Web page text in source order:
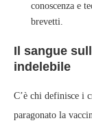
conoscenza e
brevetti.
Il sangue
indelebile
C’è chi definisce i
paragonato la